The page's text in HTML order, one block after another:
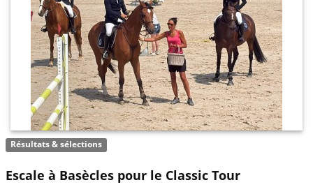
Résultats & sélections
Escale à Basècles pour le Classic Tour